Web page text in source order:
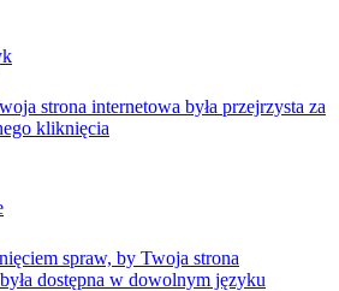
strona internetowa była przejrzysta za
kliknięcia
spraw, by Twoja strona
dostępna w dowolnym języku